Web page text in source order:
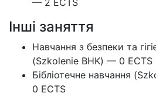
— 2 ECTS
Інші заняття
Навчання з безпеки та
(Szkolenie BHK) — 0 ECTS
Бібліотечне навчання
0 ECTS